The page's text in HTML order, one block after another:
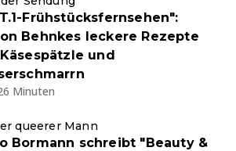
Frühstücksfernsehen":
Behnkes leckere Rezepte
und
Minuten
queerer Mann
Bormann schreibt "Beauty &